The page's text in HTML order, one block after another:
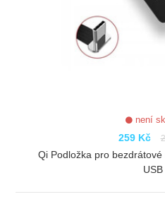
není
259 Kč
Qi Podložka pro